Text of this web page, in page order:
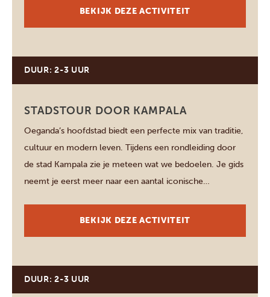
pannenkoek hier een rolex genoemd wordt? Leer alles
BEKIJK DEZE ACTIVITEIT
DUUR: 2-3 UUR
STADSTOUR DOOR KAMPALA
Oeganda’s hoofdstad biedt een perfecte mix van traditie,
cultuur en modern leven. Tijdens een rondleiding door
de stad Kampala zie je meteen wat we bedoelen. Je gids
neemt je eerst meer naar een aantal iconische
het Independence Monument. Vervolgens zie je het
BEKIJK DEZE ACTIVITEIT
DUUR: 2-3 UUR